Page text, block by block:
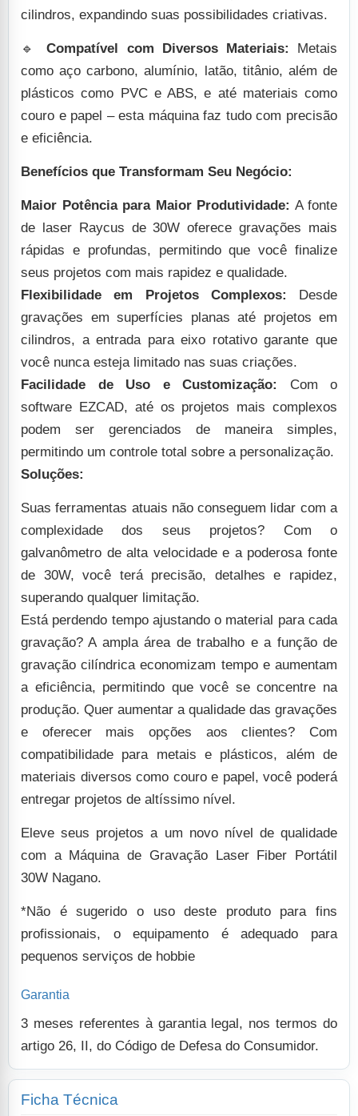
cilindros, expandindo suas possibilidades criativas.
🔹Compatível com Diversos Materiais: Metais
como aço carbono, alumínio, latão, titânio, além de
plásticos como PVC e ABS, e até materiais como
couro e papel – esta máquina faz tudo com precisão
e eficiência.
Benefícios que Transformam Seu Negócio:
Maior Potência para Maior Produtividade: A fonte
de laser Raycus de 30W oferece gravações mais
rápidas e profundas, permitindo que você finalize
seus projetos com mais rapidez e qualidade.
Flexibilidade em Projetos Complexos: Desde
gravações em superfícies planas até projetos em
cilindros, a entrada para eixo rotativo garante que
você nunca esteja limitado nas suas criações.
Facilidade de Uso e Customização:
Com o
software EZCAD, até os projetos mais complexos
podem ser gerenciados de maneira simples,
permitindo um controle total sobre a personalização.
Soluções:
Suas ferramentas atuais não conseguem lidar com a
complexidade dos seus projetos? Com o
galvanômetro de alta velocidade e a poderosa fonte
de 30W, você terá precisão, detalhes e rapidez,
superando qualquer limitação.
Está perdendo tempo ajustando o material para cada
gravação? A ampla área de trabalho e a função de
gravação cilíndrica economizam tempo e aumentam
a eficiência, permitindo que você se concentre na
produção. Quer aumentar a qualidade das gravações
e oferecer mais opções aos clientes? Com
compatibilidade para metais e plásticos, além de
materiais diversos como couro e papel, você poderá
entregar projetos de altíssimo nível.
Eleve seus projetos a um novo nível de qualidade
com a Máquina de Gravação Laser Fiber Portátil
30W Nagano.
*Não é sugerido o uso deste produto para fins
profissionais, o equipamento é adequado para
pequenos serviços de hobbie
Garantia
3 meses referentes à garantia legal, nos termos do
artigo 26, II, do Código de Defesa do Consumidor.
Ficha Técnica